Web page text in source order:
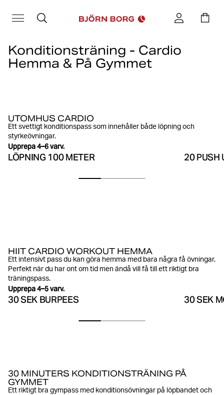
Konditionsträning - Cardio
Hemma & På Gymmet
UTOMHUS CARDIO
Ett svettigt konditionspass som innehåller både löpning och
styrkeövningar.
Upprepa 4–6 varv.
LÖPNING 100 METER 20 PUSH
HIIT CARDIO WORKOUT HEMMA
Ett intensivt pass du kan göra hemma med bara några få övningar.
Perfekt när du har ont om tid men ändå vill få till ett riktigt bra
träningspass.
Upprepa 4–5 varv.
30 SEK BURPEES 30 SEK
30 MINUTERS KONDITIONSTRÄNING PÅ
GYMMET
Ett riktigt bra gympass med konditionsövningar på löpbandet och